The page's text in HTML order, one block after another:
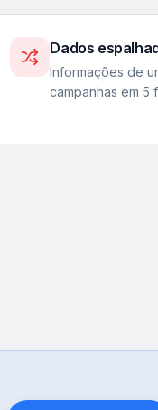
Dados
Informações de
campanhas em 5